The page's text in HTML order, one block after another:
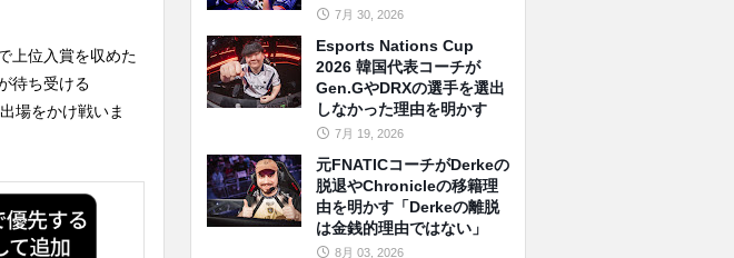
上位入賞を収めた
待ち受ける
場をかけ戦いま
7月 30, 2026
Esports Nations Cup
2026 韓国代表コーチが
Gen.GやDRXの選手を選出
しなかった理由を明かす
7月 19, 2026
元FNATICコーチがDerkeの
脱退やChronicleの移籍理
由を明かす「Derkeの離脱
は金銭的理由ではない」
8月 03, 2026